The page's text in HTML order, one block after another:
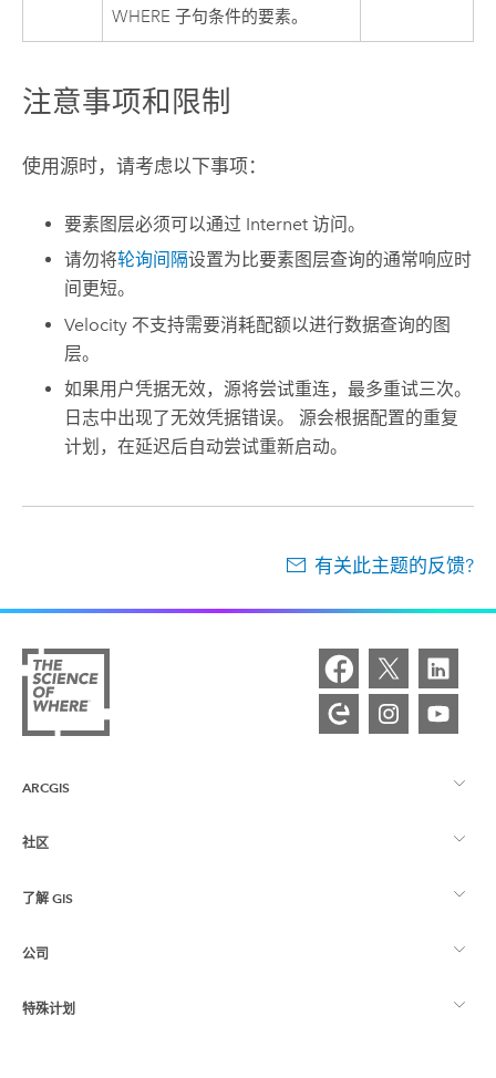
WHERE 子句条件的要素。
注意事项和限制
使用源时，请考虑以下事项：
要素图层必须可以通过 Internet 访问。
请勿将轮询间隔设置为比要素图层查询的通常响应时
间更短。
Velocity 不支持需要消耗配额以进行数据查询的图
层。
如果用户凭据无效，源将尝试重连，最多重试三次。
日志中出现了无效凭据错误。 源会根据配置的重复
计划，在延迟后自动尝试重新启动。
有关此主题的反馈?
ARCGIS
ArcGIS 概览
制图
社区
Esri 社区
ArcGIS 博客
了解 GIS
什么是 GIS？
位置智能
公司
关于 Esri
特殊计划